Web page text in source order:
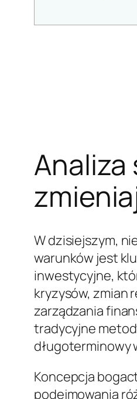
W dzisiejszym,
warunków jest
inwestycyjne,
kryzysów, zmian
zarządzania
tradycyjne
długoterminowy
Koncepcja
podejmowania